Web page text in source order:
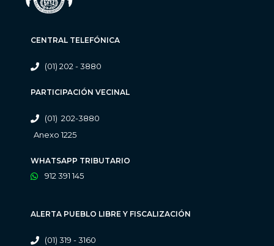
CENTRAL TELEFÓNICA
(01) 202 - 3880
PARTICIPACIÓN VECINAL
(01) 202-3880
Anexo 1225
WHATSAPP TRIBUTARIO
912 391 145
ALERTA PUEBLO LIBRE Y FISCALIZACIÓN
(01) 319 - 3160